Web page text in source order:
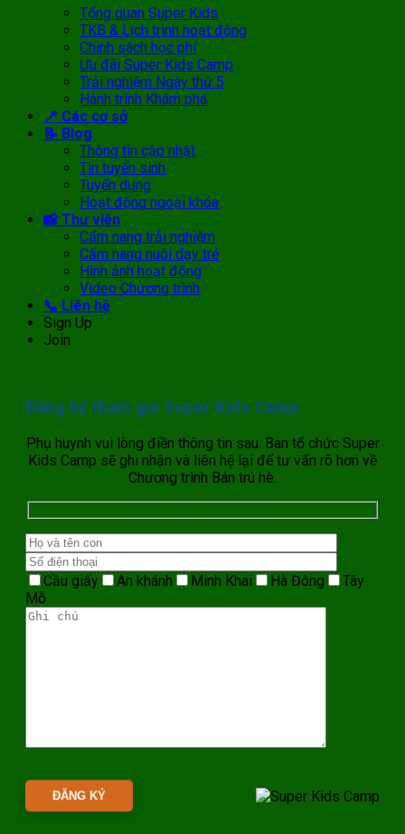
Tổng quan Super Kids
TKB & Lịch trình hoạt động
Chính sách học phí
Ưu đãi Super Kids Camp
Trải nghiệm Ngày thứ 5
Hành trình Khám phá
📍 Các cơ sở
📝 Blog
Thông tin cập nhật
Tin tuyển sinh
Tuyển dụng
Hoạt động ngoại khóa
📸 Thư viện
Cẩm nang trải nghiệm
Cẩm nang nuôi dạy trẻ
Hình ảnh hoạt động
Video Chương trình
📞 Liên hệ
Sign Up
Join
Đăng ký tham gia Super Kids Camp
Phụ huynh vui lòng điền thông tin sau. Ban tổ chức Super
Kids Camp sẽ ghi nhận và liên hệ lại để tư vấn rõ hơn về
Chương trình Bán trú hè.
Cầu giấy An khánh Minh Khai Hà Đông
Tây
Mỗ